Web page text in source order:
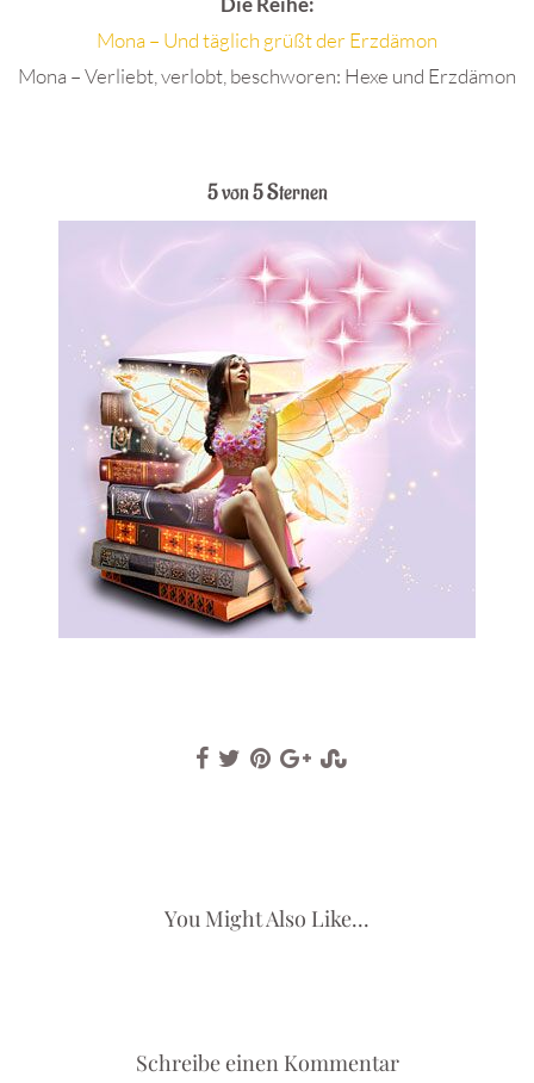
Mona – Und täglich grüßt der Erzdämon
Mona – Verliebt, verlobt, beschworen: Hexe und Erzdämon
5 von 5 Sternen
You Might Also Like...
Schreibe einen Kommentar